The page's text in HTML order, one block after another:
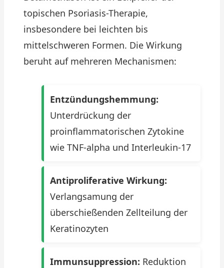
topischen Psoriasis-Therapie,
insbesondere bei leichten bis
mittelschweren Formen. Die Wirkung
beruht auf mehreren Mechanismen:
Entzündungshemmung:
Unterdrückung der
proinflammatorischen Zytokine
wie TNF-alpha und Interleukin-17
Antiproliferative Wirkung:
Verlangsamung der
überschießenden Zellteilung der
Keratinozyten
Immunsuppression: Reduktion